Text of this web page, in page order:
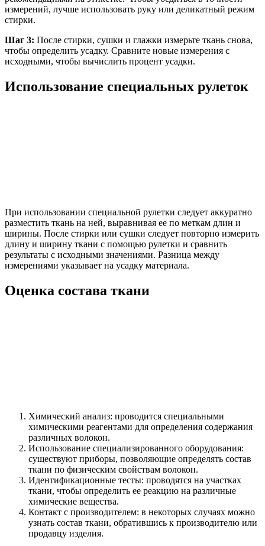
измерений, лучше использовать руку или деликатный режим
стирки.
Шаг 3: После стирки, сушки и глажки измерьте ткань снова,
чтобы определить усадку. Сравните новые измерения с
исходными, чтобы вычислить процент усадки.
Использование специальных рулеток
При использовании специальной рулетки следует аккуратно
разместить ткань на ней, выравнивая ее по меткам длин и
ширины. После стирки или сушки следует повторно измерить
длину и ширину ткани с помощью рулетки и сравнить
результаты с исходными значениями. Разница между
измерениями указывает на усадку материала.
Оценка состава ткани
Химический анализ: проводится специальными
химическими реагентами для определения содержания
различных волокон.
Использование специализированного оборудования:
существуют приборы, позволяющие определять состав
ткани по физическим свойствам волокон.
Идентификационные тесты: проводятся на участках
ткани, чтобы определить ее реакцию на различные
химические вещества.
Контакт с производителем: в некоторых случаях можно
узнать состав ткани, обратившись к производителю или
продавцу изделия.